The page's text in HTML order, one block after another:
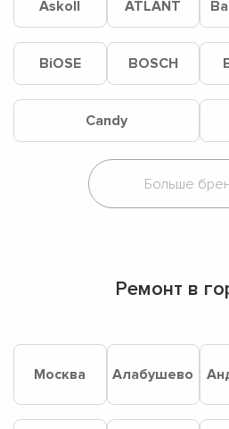
Askoll ATLANT
BiOSE BOSCH
Candy
Ремонт в
Москва Алабушево